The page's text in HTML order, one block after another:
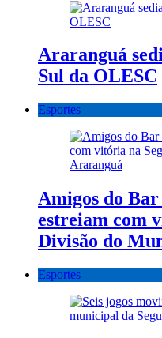
Araranguá
Sul da OLESC
Esportes
Amigos do Bar
estreiam com
Divisão do
Esportes